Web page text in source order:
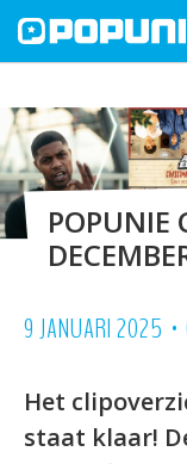
POPUNIE
9 JANUARI 2025 •
Het
staat klaar!